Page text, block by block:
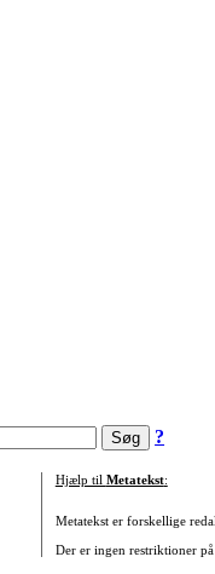
?
Hjælp til Metatekst:
Metatekst er forskellige
Der er ingen restriktioner